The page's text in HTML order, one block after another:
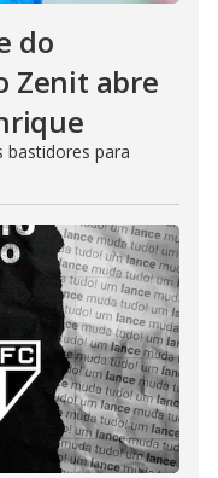
do
Zenit abre
bastidores para